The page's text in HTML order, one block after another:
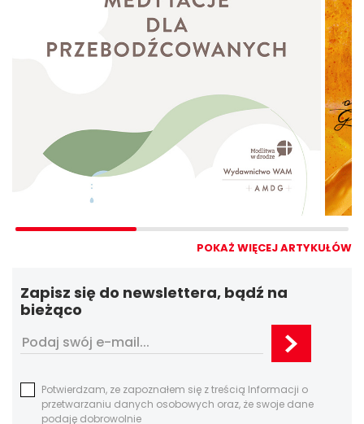
POKAŻ WIĘCEJ ARTYKUŁÓW
Zapisz się do newslettera, bądź na
bieżąco
Potwierdzam, ze zapoznałem się z treścią Informacji o
przetwarzaniu danych osobowych oraz, że swoje dane
podaję dobrowolnie